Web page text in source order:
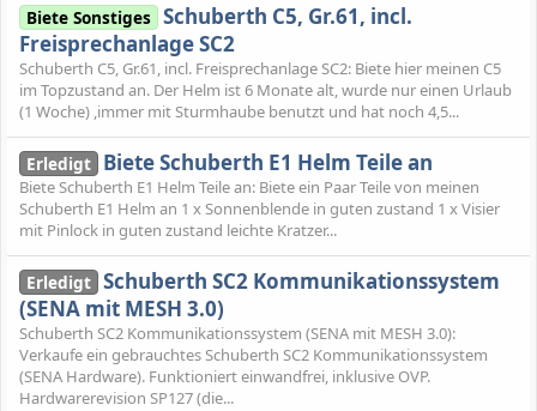
Biete Sonstiges Schuberth C5, Gr.61, incl.
Freisprechanlage SC2
Schuberth C5, Gr.61, incl. Freisprechanlage SC2: Biete hier meinen C5
im Topzustand an. Der Helm ist 6 Monate alt, wurde nur einen Urlaub
(1 Woche) ,immer mit Sturmhaube benutzt und hat noch 4,5...
Erledigt Biete Schuberth E1 Helm Teile an
Biete Schuberth E1 Helm Teile an: Biete ein Paar Teile von meinen
Schuberth E1 Helm an 1 x Sonnenblende in guten zustand 1 x Visier
mit Pinlock in guten zustand leichte Kratzer...
Erledigt Schuberth SC2 Kommunikationssystem
(SENA mit MESH 3.0)
Schuberth SC2 Kommunikationssystem (SENA mit MESH 3.0):
Verkaufe ein gebrauchtes Schuberth SC2 Kommunikationssystem
(SENA Hardware). Funktioniert einwandfrei, inklusive OVP.
Hardwarerevision SP127 (die...